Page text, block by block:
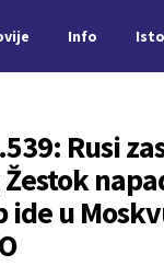
Info
Rusi
ide u